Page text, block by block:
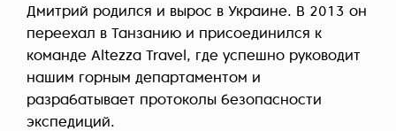
Дмитрий родился и вырос в Украине. В 2013 он
переехал в Танзанию и присоединился к
команде Altezza Travel, где успешно руководит
нашим горным департаментом и
разрабатывает протоколы безопасности
экспедиций.